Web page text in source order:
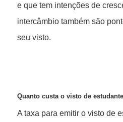
e que tem intenções de
intercâmbio também são
seu visto.
Quanto custa o visto de
A taxa para emitir o visto de